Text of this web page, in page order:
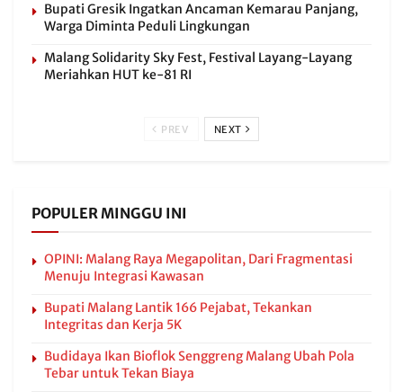
Bupati Gresik Ingatkan Ancaman Kemarau Panjang,
Warga Diminta Peduli Lingkungan
Malang Solidarity Sky Fest, Festival Layang-Layang
Meriahkan HUT ke-81 RI
PREV NEXT
POPULER MINGGU INI
OPINI: Malang Raya Megapolitan, Dari Fragmentasi
Menuju Integrasi Kawasan
Bupati Malang Lantik 166 Pejabat, Tekankan
Integritas dan Kerja 5K
Budidaya Ikan Bioflok Senggreng Malang Ubah Pola
Tebar untuk Tekan Biaya